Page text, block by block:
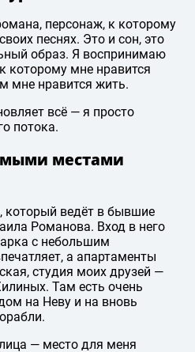
персонаж, к которому
песнях. Это и сон, это
образ. Я воспринимаю
которому мне нравится
мне нравится жить.
всё — я просто
потока.
местами
, который ведёт в бывшие
Романова. Вход в него
с небольшим
а апартаменты
студия моих друзей —
Там есть очень
на Неву и на вновь
— место для меня